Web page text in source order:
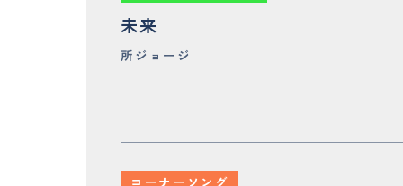
未来
所ジョージ
コーナーソング